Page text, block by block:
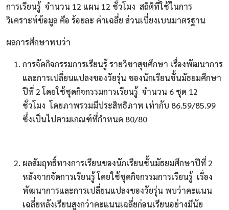
การเรียนรู้ จำนวน 12 แผน 12 ชั่วโมง สถิติที่ใช้ในการ
วิเคราะห์ข้อมูล คือ ร้อยละ ค่าเฉลี่ย ส่วนเบี่ยงเบนมาตรฐาน
ผลการศึกษาพบว่า
การจัดกิจกรรมการเรียนรู้ รายวิชาสุขศึกษา เรื่องพัฒนาการ
และการเปลี่ยนแปลงของวัยรุ่น ของนักเรียนชั้นมัธยมศึกษา
ปีที่ 2 โดยใช้ชุดกิจกรรมการเรียนรู้ จำนวน 6 ชุด 12
ชั่วโมง โดยภาพรวมมีประสิทธิภาพ เท่ากับ 86.59/85.99
ซึ่งเป็นไปตามเกณฑ์ที่กำหนด 80/80
ผลสัมฤทธิ์ทางการเรียนของนักเรียนชั้นมัธยมศึกษาปีที่ 2
หลังจากจัดการเรียนรู้ โดยใช้ชุดกิจกรรมการเรียนรู้ เรื่อง
พัฒนาการและการเปลี่ยนแปลงของวัยรุ่น พบว่าคะแนน
เฉลี่ยหลังเรียนสูงกว่าคะแนนเฉลี่ยก่อนเรียนอย่างมีนัย